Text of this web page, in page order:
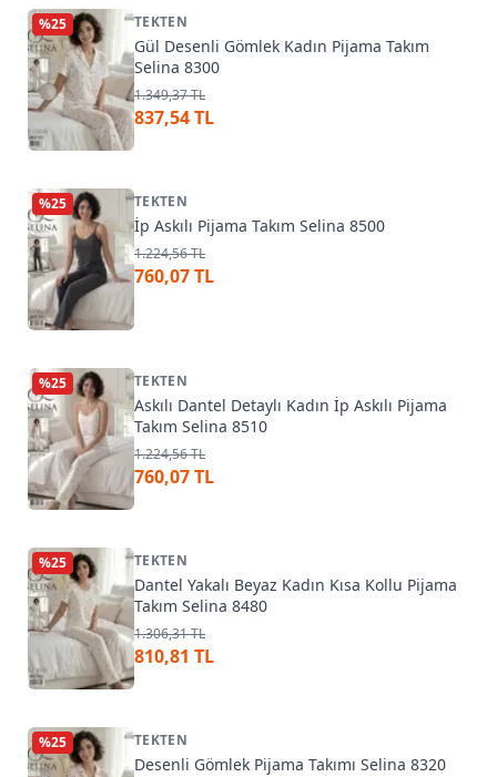
%25 TEKTEN
Gül Desenli Gömlek Kadın Pijama Takım
Selina 8300
1.349,37 TL
837,54 TL
%25 TEKTEN
İp Askılı Pijama Takım Selina 8500
1.224,56 TL
760,07 TL
%25 TEKTEN
Askılı Dantel Detaylı Kadın İp Askılı Pijama
Takım Selina 8510
1.224,56 TL
760,07 TL
%25 TEKTEN
Dantel Yakalı Beyaz Kadın Kısa Kollu Pijama
Takım Selina 8480
1.306,31 TL
810,81 TL
%25 TEKTEN
Desenli Gömlek Pijama Takımı Selina 8320